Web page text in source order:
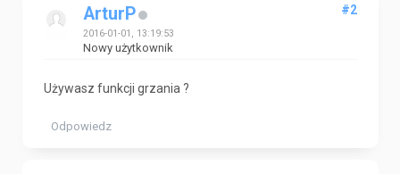
ArturP
2016-01-01, 13:19:53
Nowy użytkownik
#2
Używasz funkcji grzania ?
Odpowiedz